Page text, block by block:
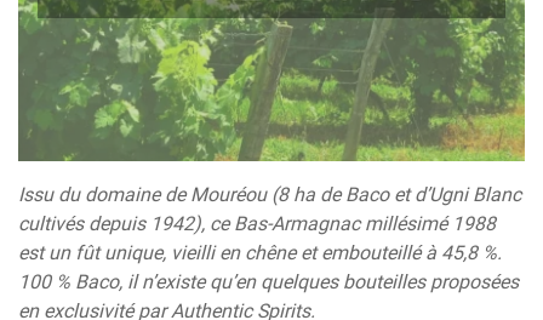
Issu du domaine de Mouréou (8 ha de Baco et d’Ugni Blanc
cultivés depuis 1942), ce Bas-Armagnac millésimé 1988
est un fût unique, vieilli en chêne et embouteillé à 45,8 %.
100 % Baco, il n’existe qu’en quelques bouteilles proposées
en exclusivité par Authentic Spirits.